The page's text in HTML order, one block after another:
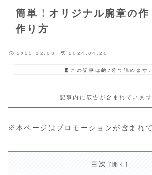
簡単！オリジナル腕章の作
作り方
2023.12.03 2024.04.20
この記事は約7分 で読めます。
記事内に広告が含まれています
※本ページはプロモーションが含まれ
目次